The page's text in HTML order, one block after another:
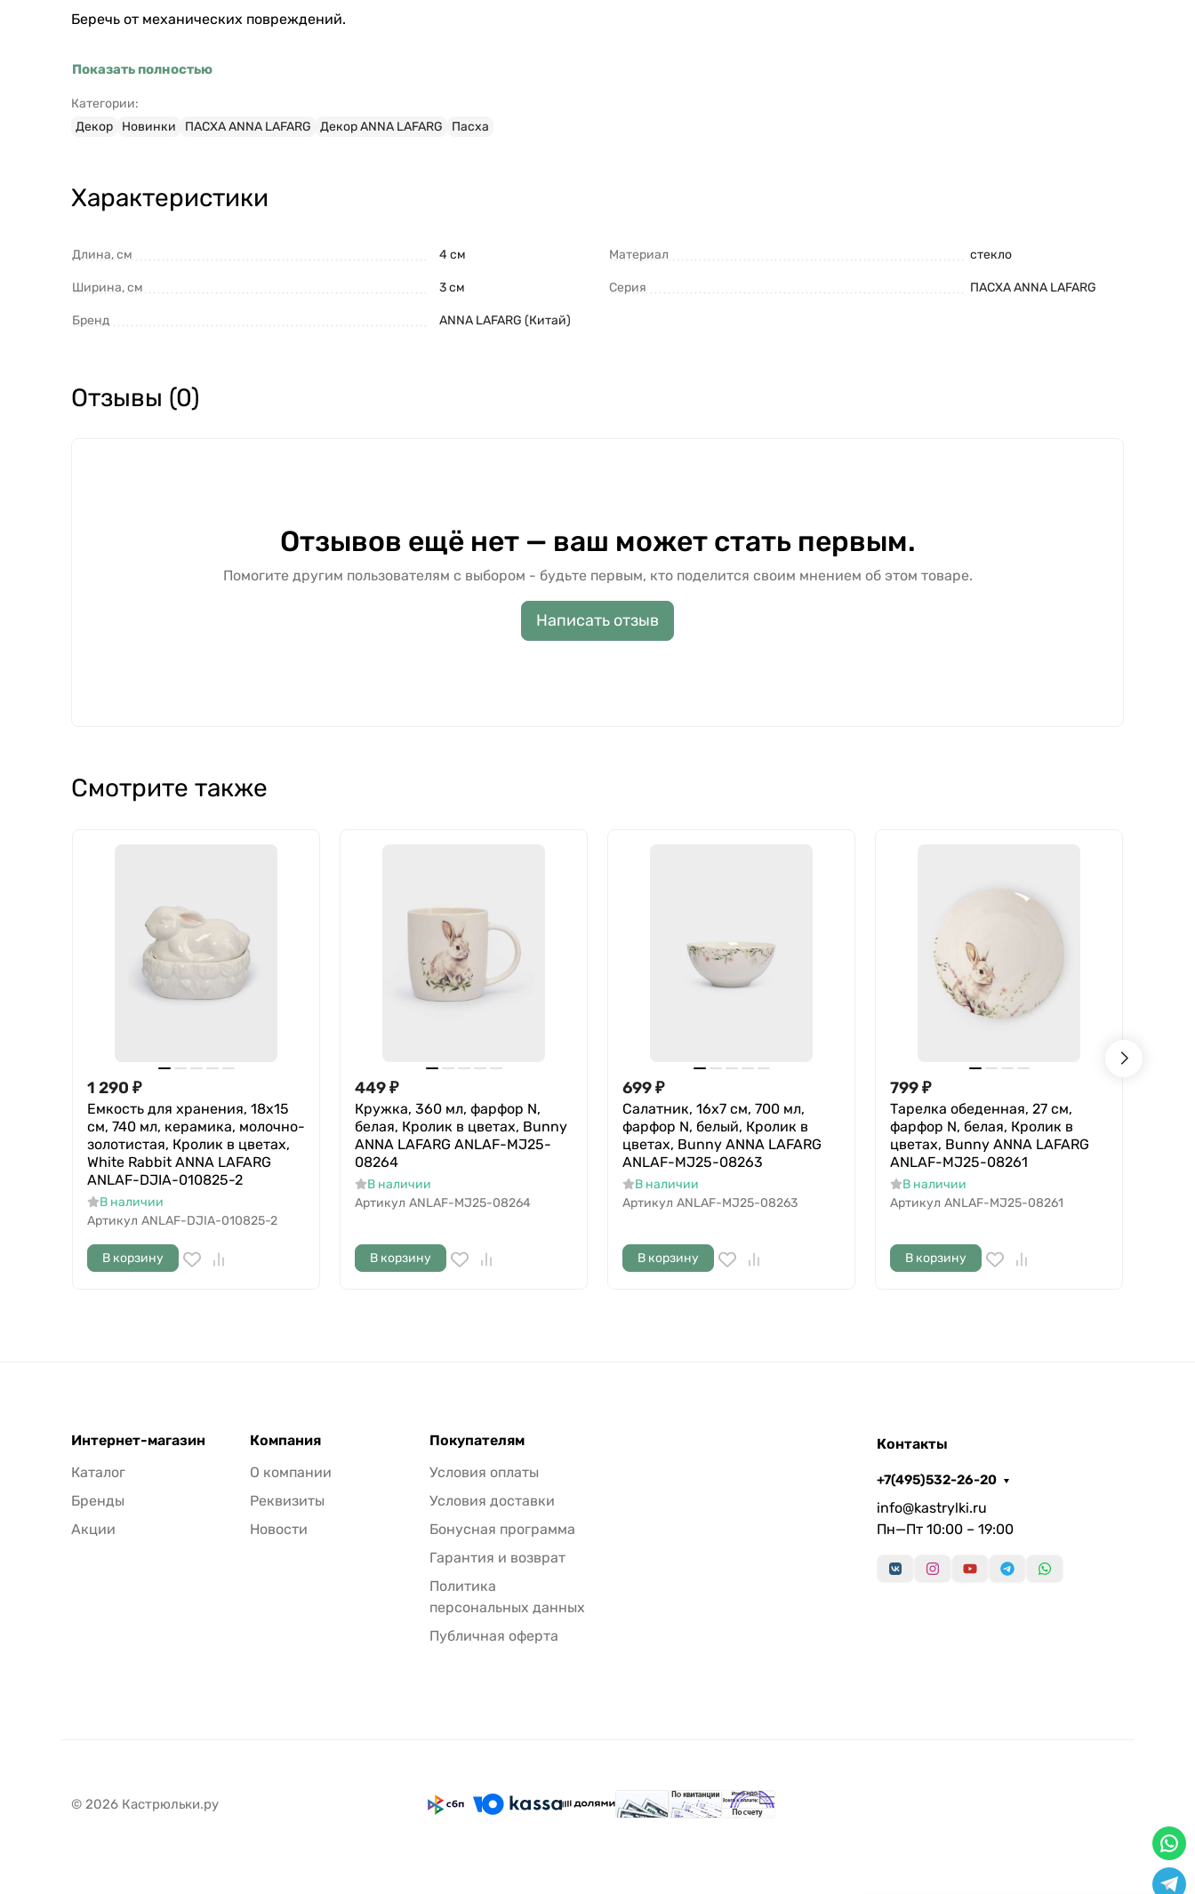
Беречь от механических повреждений.
Показать полностью
Категории:
Декор
Новинки ПАСХА ANNA LAFARG Декор ANNA LAFARG Пасха
Характеристики
Длина, см 4 см
Ширина, см 3 см
Бренд ANNA LAFARG (Китай)
Материал стекло
Серия ПАСХА ANNA LAFARG
Отзывы (0)
Отзывов ещё нет — ваш может стать первым.
Помогите другим пользователям с выбором - будьте первым, кто поделится своим мнением об этом товаре.
Написать отзыв
Смотрите также
1 290 ₽
Емкость для хранения, 18х15
см, 740 мл, керамика, молочно-
золотистая, Кролик в цветах,
White Rabbit ANNA LAFARG
ANLAF-DJIA-010825-2
В наличии
Артикул ANLAF-DJIA-010825-2
В корзину
449₽
Кружка, 360 мл, фарфор N,
белая, Кролик в цветах, Bunny
ANNA LAFARG ANLAF-MJ25-
08264
В наличии
Артикул ANLAF-MJ25-08264
В корзину
699₽
Салатник, 16х7 см, 700 мл,
фарфор N, белый, Кролик в
цветах, Bunny ANNA LAFARG
ANLAF-MJ25-08263
В наличии
Артикул ANLAF-MJ25-08263
В корзину
799₽
Тарелка обеденная, 27 см,
фарфор N, белая, Кролик в
цветах, Bunny ANNA LAFARG
ANLAF-MJ25-08261
В наличии
Артикул ANLAF-MJ25-08261
В корзину
Интернет-магазин
Каталог
Бренды
Акции
Компания
О компании
Реквизиты
Новости
Покупателям
Условия оплаты
Условия доставки
Бонусная программа
Гарантия и возврат
Политика
персональных данных
Публичная оферта
Контакты
+7(495)532-26-20
info@kastrylki.ru
Пн—Пт 10:00 – 19:00
© 2026 Кастрюльки.ру